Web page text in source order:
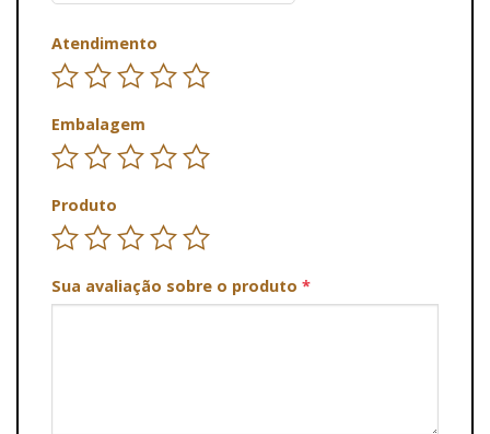
Atendimento
Embalagem
Produto
Sua avaliação sobre o produto *